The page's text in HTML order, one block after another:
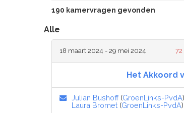
190 kamervragen gevonden
Alle
18 maart 2024 - 29 mei 2024
Het Akkoord
Julian Bushoff(GroenLinks-PvdA),
Laura Bromet (GroenLinks-PvdA),